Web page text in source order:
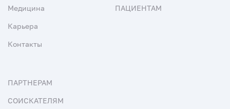
Медицина
Карьера
Контакты
ПАЦИЕНТАМ
ПАРТНЕРАМ
СОИСКАТЕЛЯМ